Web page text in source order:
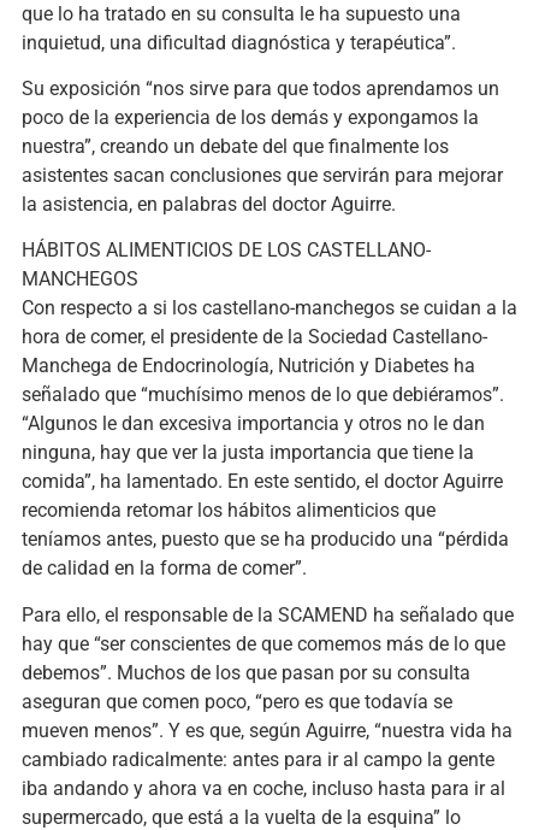
que lo ha tratado en su consulta le ha supuesto una
inquietud, una dificultad diagnóstica y terapéutica”.
Su exposición “nos sirve para que todos aprendamos un
poco de la experiencia de los demás y expongamos la
nuestra”, creando un debate del que finalmente los
asistentes sacan conclusiones que servirán para mejorar
la asistencia, en palabras del doctor Aguirre.
HÁBITOS ALIMENTICIOS DE LOS CASTELLANO-
MANCHEGOS
Con respecto a si los castellano-manchegos se cuidan a la
hora de comer, el presidente de la Sociedad Castellano-
Manchega de Endocrinología, Nutrición y Diabetes ha
señalado que “muchísimo menos de lo que debiéramos”.
“Algunos le dan excesiva importancia y otros no le dan
ninguna, hay que ver la justa importancia que tiene la
comida”, ha lamentado. En este sentido, el doctor Aguirre
recomienda retomar los hábitos alimenticios que
teníamos antes, puesto que se ha producido una “pérdida
de calidad en la forma de comer”.
Para ello, el responsable de la SCAMEND ha señalado que
hay que “ser conscientes de que comemos más de lo que
debemos”. Muchos de los que pasan por su consulta
aseguran que comen poco, “pero es que todavía se
mueven menos”. Y es que, según Aguirre, “nuestra vida ha
cambiado radicalmente: antes para ir al campo la gente
iba andando y ahora va en coche, incluso hasta para ir al
supermercado, que está a la vuelta de la esquina” lo